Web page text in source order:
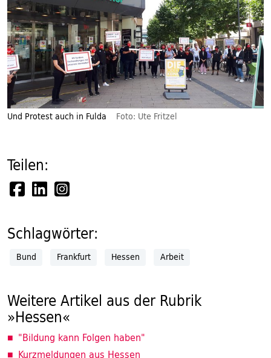
Und Protest auch in Fulda Foto: Ute Fritzel
Teilen:
Schlagwörter:
Bund Frankfurt Hessen Arbeit
Weitere Artikel aus der Rubrik
»Hessen«
"Bildung kann Folgen haben"
Kurzmeldungen aus Hessen